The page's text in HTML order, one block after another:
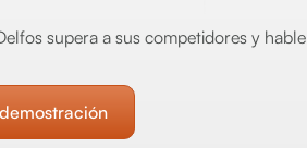
supera a sus competidores y